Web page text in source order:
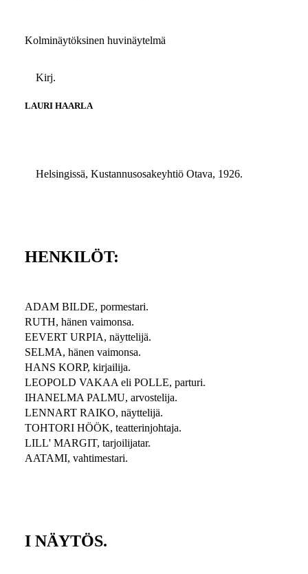
Kolminäytöksinen huvinäytelmä
Kirj.
LAURI HAARLA
Helsingissä, Kustannusosakeyhtiö Otava, 1926.
HENKILÖT:
ADAM BILDE, pormestari.
RUTH, hänen vaimonsa.
EEVERT URPIA, näyttelijä.
SELMA, hänen vaimonsa.
HANS KORP, kirjailija.
LEOPOLD VAKAA eli POLLE, parturi.
IHANELMA PALMU, arvostelija.
LENNART RAIKO, näyttelijä.
TOHTORI HÖÖK, teatterinjohtaja.
LILL' MARGIT, tarjoilijatar.
AATAMI, vahtimestari.
I NÄYTÖS.